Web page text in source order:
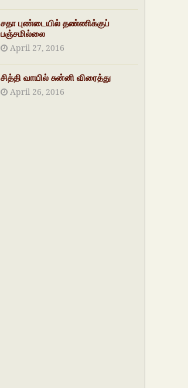
சதா புண்டையில் தண்ணிக்குப்
பஞ்சமில்லை
April 27, 2016
சித்தி வாயில் சுன்னி விரைத்து
April 26, 2016